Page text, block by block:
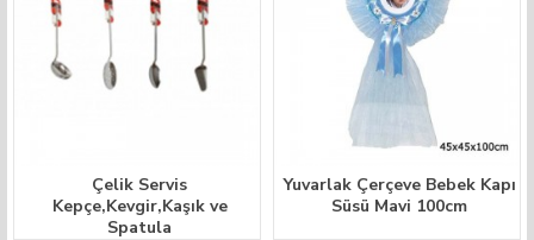
Çelik Servis
Kepçe,Kevgir,Kaşık ve
Spatula
Yuvarlak Çerçeve Bebek Kapı
Süsü Mavi 100cm